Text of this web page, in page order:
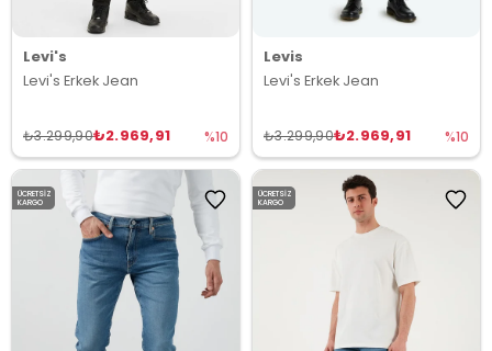
Levi's
Levi's Erkek Jean
₺2.969,91
₺3.299,90 %10
Levis
Levi's Erkek Jean
₺2.969,91
₺3.299,90 %10
ÜCRETSIZ
KARGO
ÜCRETSIZ
KARGO